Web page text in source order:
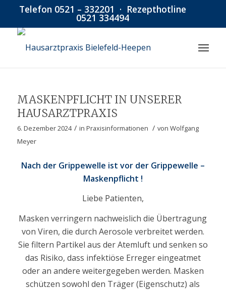
Telefon 0521 – 332201 · Rezepthotline
0521 334494
MASKENPFLICHT IN UNSERER
HAUSARZTPRAXIS
6. Dezember 2024 / in Praxisinformationen / von Wolfgang
Meyer
Nach der Grippewelle ist vor der Grippewelle –
Maskenpflicht !
Liebe Patienten,
Masken verringern nachweislich die Übertragung
von Viren, die durch Aerosole verbreitet werden.
Sie filtern Partikel aus der Atemluft und senken so
das Risiko, dass infektiöse Erreger eingeatmet
oder an andere weitergegeben werden. Masken
schützen sowohl den Träger (Eigenschutz) als